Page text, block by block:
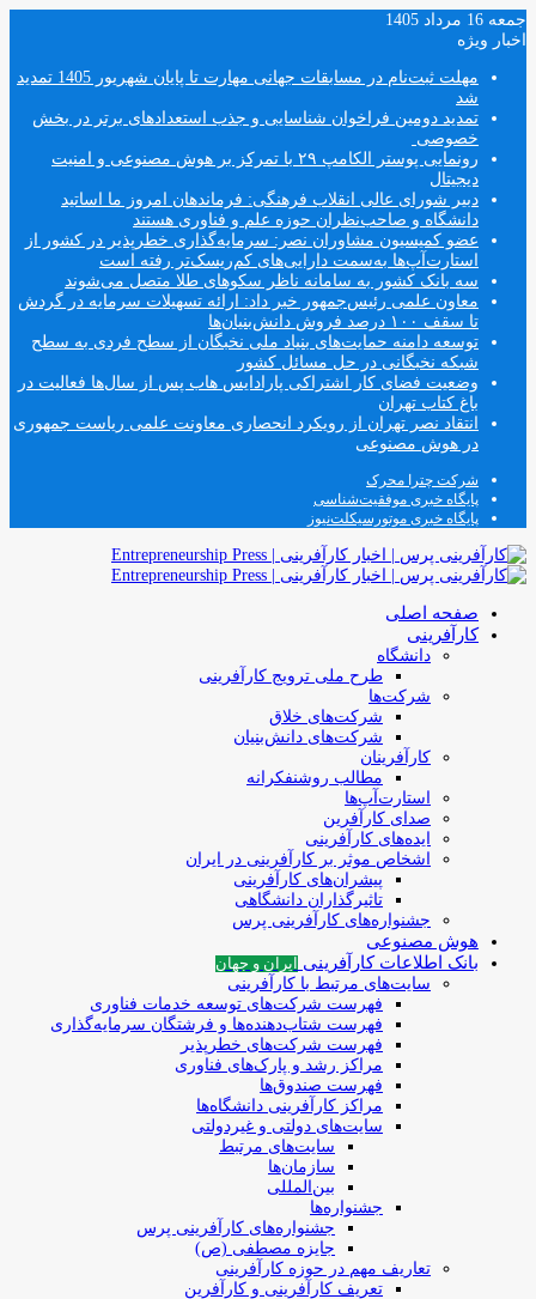
جمعه 16 مرداد 1405
اخبار ویژه
مهلت ثبت‌نام در مسابقات جهانی مهارت تا پایان شهریور 1405 تمدید
شد
تمدید دومین فراخوان شناسایی و جذب استعدادهای برتر در بخش
خصوصی
رونمایی پوستر الکامپ ۲۹ با تمرکز بر هوش مصنوعی و امنیت
دیجیتال
دبیر شورای عالی انقلاب فرهنگی: فرماندهان امروز ما اساتید
دانشگاه و صاحب‌نظران حوزه علم و فناوری هستند
عضو کمیسیون مشاوران نصر: سرمایه‌گذاری خطرپذیر در کشور از
استارت‌آپ‌ها به‌سمت دارایی‌های کم‌ریسک‌تر رفته است
سه بانک کشور به سامانه ناظر سکوهای طلا متصل می‌شوند
معاون علمی رئیس‌جمهور خبر داد: ارائه تسهیلات سرمایه در گردش
تا سقف ۱۰۰ درصد فروش دانش‌بنیان‌ها
توسعه دامنه حمایت‌های بنیاد ملی نخبگان از سطح فردی به سطح
شبکه نخبگانی در حل مسائل کشور
وضعیت فضای کار اشتراکی پارادایس هاب پس از سال‌ها فعالیت در
باغ کتاب تهران
انتقاد نصر تهران از رویکرد انحصاری معاونت علمی ریاست جمهوری
در هوش مصنوعی
شرکت چترا محرک
پایگاه خبری موفقیت‌شناسی
پایگاه خبری موتورسیکلت‌نیوز
صفحه اصلی
کارآفرینی
دانشگاه
طرح ملی ترویج کارآفرینی
شرکت‌ها
شرکت‌های خلاق
شرکت‌های دانش‌بنیان
کارآفرینان
مطالب روشنفکرانه
استارت‌آپ‌ها
صدای کارآفرین
ایده‌های کارآفرینی
اشخاص موثر بر کارآفرینی در ایران
پیشران‌های کارآفرینی
تاثیرگذاران دانشگاهی
جشنواره‌های کارآفرینی‌ پرس
هوش مصنوعی
بانک اطلاعات کارآفرینی
ایران و جهان
سایت‌های مرتبط با کارآفرینی
فهرست شرکت‌های‌‌ توسعه‌ خدمات فناوری
فهرست شتاب‌دهنده‌ها‌ و فرشتگان‌ سرمایه‌گذاری
فهرست شرکت‌های خطرپذیر
مراکز رشد و پارک‌های فناوری
فهرست صندوق‌ها
مراکز کارآفرینی دانشگاه‌ها
سایت‌های دولتی و غیردولتی
سایت‌های مرتبط
سازمان‌ها
بین‌المللی
جشنواره‌ها
جشنواره‌های کارآفرینی‌ پرس
جایزه مصطفی (ص)
تعاریف مهم در حوزه کارآفرینی
تعریف کارآفرینی و کارآفرین